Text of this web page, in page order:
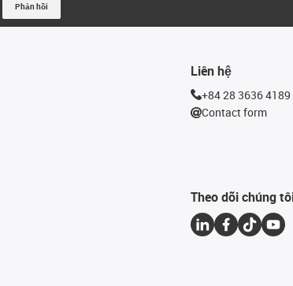
Phản hồi
Liên hệ
+84 28 3636 4189
Contact form
Theo dõi chúng